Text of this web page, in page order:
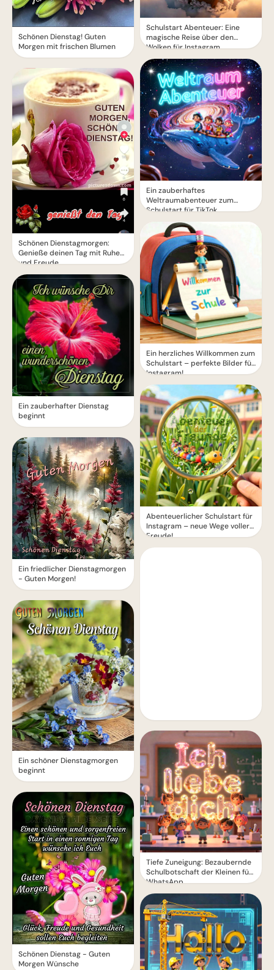
Schönen Dienstag! Guten
Morgen mit frischen Blumen
Schönen Dienstagmorgen:
Genieße deinen Tag mit Ruhe
und Freude
Ein zauberhafter Dienstag
beginnt
Ein friedlicher Dienstagmorgen
- Guten Morgen!
Ein schöner Dienstagmorgen
beginnt
Schönen Dienstag - Guten
Morgen Wünsche
Schulstart Abenteuer: Eine
magische Reise über den
Wolken für Instagram
Ein zauberhaftes
Weltraumabenteuer zum
Schulstart für TikTok
Ein herzliches Willkommen zum
Schulstart – perfekte Bilder für
Instagram!
Abenteuerlicher Schulstart für
Instagram – neue Wege voller
Freude!
Tiefe Zuneigung: Bezaubernde
Schulbotschaft der Kleinen für
WhatsApp